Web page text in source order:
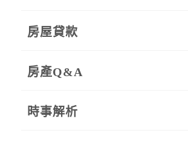
房屋貸款
房產Q&A
時事解析